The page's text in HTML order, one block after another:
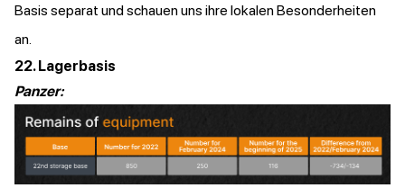
Basis separat und schauen uns ihre lokalen Besonderheiten
an.
22. Lagerbasis
Panzer: